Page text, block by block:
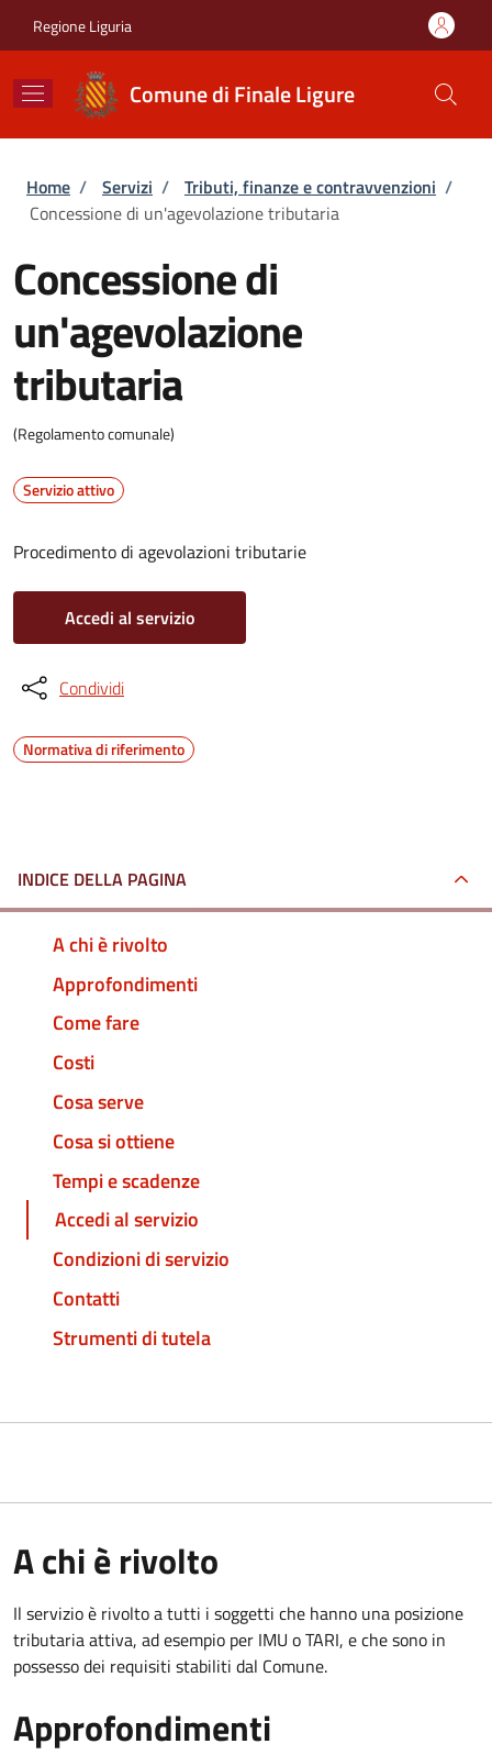
Regione Liguria
Comune di Finale Ligure
Briciole di pane
Home / Servizi / Tributi, finanze e contravvenzioni /
Concessione di un'agevolazione tributaria
Concessione di
un'agevolazione
tributaria
(Regolamento comunale)
Servizio attivo
Procedimento di agevolazioni tributarie
Accedi al servizio
Condividi
Normativa di riferimento
INDICE DELLA PAGINA
A chi è rivolto
Approfondimenti
Come fare
Costi
Cosa serve
Cosa si ottiene
Tempi e scadenze
Accedi al servizio
Condizioni di servizio
Contatti
Strumenti di tutela
A chi è rivolto
Il servizio è rivolto a tutti i soggetti che hanno una posizione
tributaria attiva, ad esempio per IMU o TARI, e che sono in
possesso dei requisiti stabiliti dal Comune.
Approfondimenti